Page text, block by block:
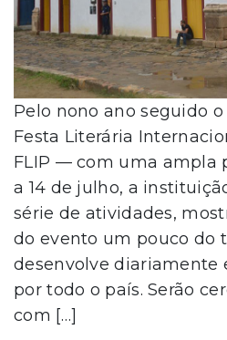
Pelo nono ano seguido o
Festa Literária
FLIP — com uma ampla
a 14 de julho, a
série de atividades,
do evento um pouco do
desenvolve diariamente
por todo o país. Serão
com […]